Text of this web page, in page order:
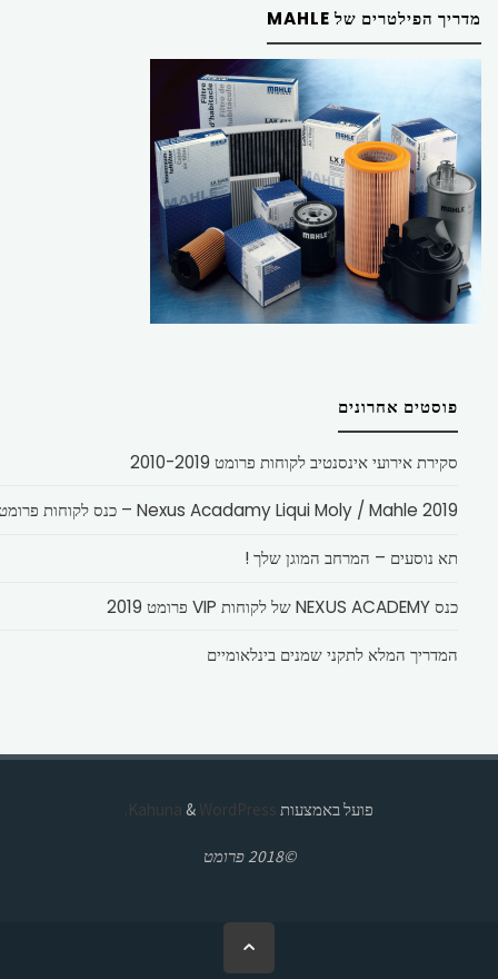
מדריך הפילטרים של MAHLE
פוסטים אחרונים
סקירת אירועי אינסנטיב לקוחות פרומט 2010-2019
Nexus Acadamy Liqui Moly / Mahle 2019 – כנס לקוחות פרומט
תא נוסעים – המרחב המוגן שלך !
כנס NEXUS ACADEMY של לקוחות VIP פרומט 2019
המדריך המלא לתקני שמנים בינלאומיים
פועל באמצעות & WordPress.
©2018 פרומט
בחזרה
ללמעלה